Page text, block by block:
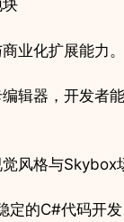
业化扩展能力。
辑器，开发者
风格与Skybox
定的C#代码开